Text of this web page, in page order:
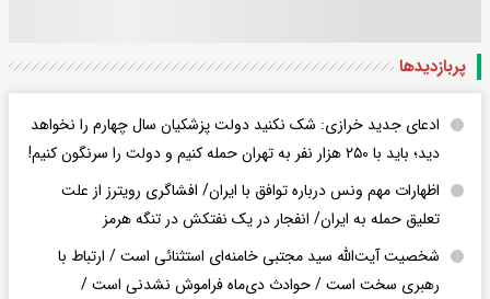
پربازدید‌ها
ادعای جدید خرازی: شک نکنید دولت پزشکیان سال چهارم را نخواهد
دید؛ باید با ۲۵۰ هزار نفر به تهران حمله کنیم و دولت را سرنگون کنیم!
اظهارات مهم ونس درباره توافق با ایران/ افشاگری رویترز از علت
تعلیق حمله به ایران/ انفجار در یک نفتکش در تنگه هرمز
شخصیت آیت‌الله سید مجتبی خامنه‌ای استثنائی است / ارتباط با
رهبری سخت است / حوادث دی‌ماه فراموش نشدنی است /